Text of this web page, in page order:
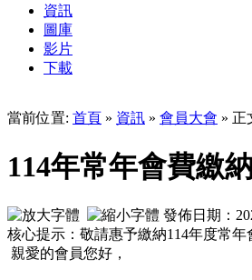
資訊
圖庫
影片
下載
當前位置: 首頁 » 資訊 » 會員大會 » 正
114年常年會費繳納
發佈日期：
核心提示：敬請惠予繳納114年度常年
親愛的會員您好，